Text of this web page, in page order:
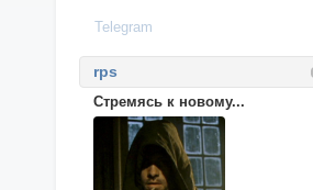
Telegram
rps
Стремясь к новому...